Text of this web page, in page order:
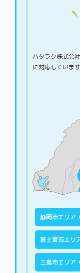
ハタラク株式会
に対応しています
静岡市エリア
富士宮市エリ
三島市エリア